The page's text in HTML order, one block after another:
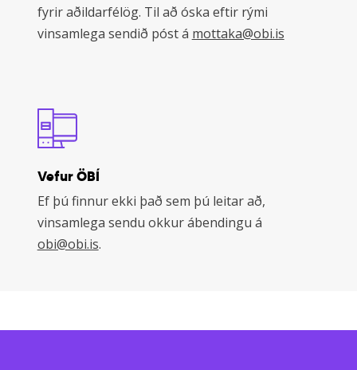
fyrir aðildarfélög. Til að óska eftir rými
vinsamlega sendið póst á mottaka@obi.is
Vefur ÖBÍ
Ef þú finnur ekki það sem þú leitar að,
vinsamlega sendu okkur ábendingu á
obi@obi.is.